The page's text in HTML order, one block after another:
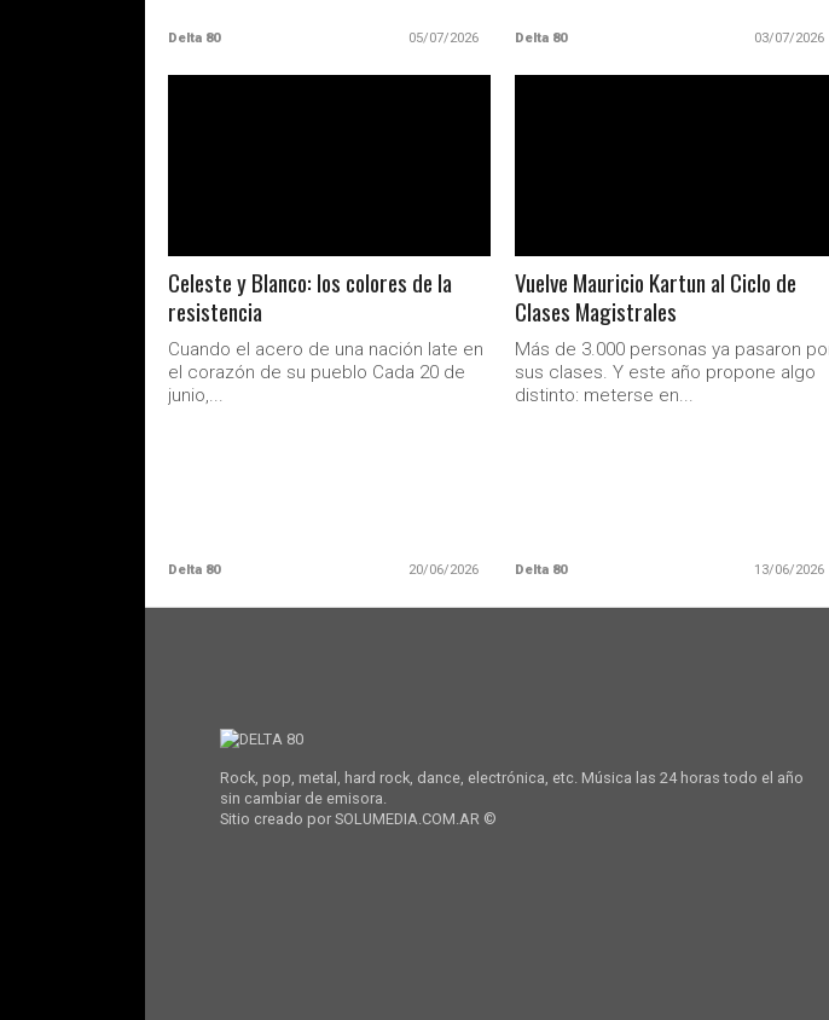
Delta 80 05/07/2026 Delta 80 03/07/2026
Celeste y Blanco: los colores de la
resistencia
Cuando el acero de una nación late en
el corazón de su pueblo Cada 20 de
junio,...
Delta 80 20/06/2026
Vuelve Mauricio Kartun al Ciclo de
Clases Magistrales
Más de 3.000 personas ya pasaron
sus clases. Y este año propone algo
distinto: meterse en...
Delta 80 13/06/2026
Rock, pop, metal, hard rock, dance, electrónica, etc. Música las 24 horas todo el año
sin cambiar de emisora.
Sitio creado por SOLUMEDIA.COM.AR ©